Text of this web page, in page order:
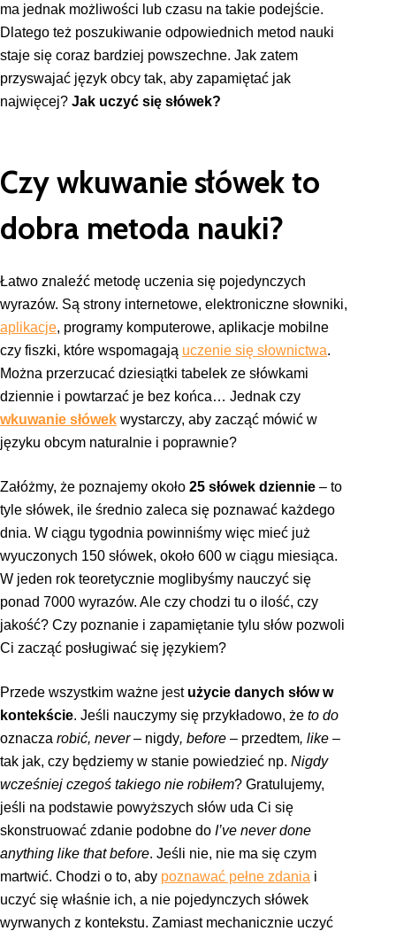
ma jednak możliwości lub czasu na takie podejście.
Dlatego też poszukiwanie odpowiednich metod nauki
staje się coraz bardziej powszechne. Jak zatem
przyswajać język obcy tak, aby zapamiętać jak
najwięcej? Jak uczyć się słówek?
Czy wkuwanie słówek to
dobra metoda nauki?
Łatwo znaleźć metodę uczenia się pojedynczych
wyrazów. Są strony internetowe, elektroniczne słowniki,
aplikacje, programy komputerowe, aplikacje mobilne
czy fiszki, które wspomagają uczenie się słownictwa.
Można przerzucać dziesiątki tabelek ze słówkami
dziennie i powtarzać je bez końca… Jednak czy
wkuwanie słówek wystarczy, aby zacząć mówić w
języku obcym naturalnie i poprawnie?
Załóżmy, że poznajemy około 25 słówek dziennie – to
tyle słówek, ile średnio zaleca się poznawać każdego
dnia. W ciągu tygodnia powinniśmy więc mieć już
wyuczonych 150 słówek, około 600 w ciągu miesiąca.
W jeden rok teoretycznie moglibyśmy nauczyć się
ponad 7000 wyrazów. Ale czy chodzi tu o ilość, czy
jakość? Czy poznanie i zapamiętanie tylu słów pozwoli
Ci zacząć posługiwać się językiem?
Przede wszystkim ważne jest użycie danych słów w
kontekście. Jeśli nauczymy się przykładowo, że to do
oznacza robić, never– nigdy, before – przedtem, like –
tak jak, czy będziemy w stanie powiedzieć np. Nigdy
wcześniej czegoś takiego nie robiłem? Gratulujemy,
jeśli na podstawie powyższych słów uda Ci się
skonstruować zdanie podobne do I’ve never done
anything like that before. Jeśli nie, nie ma się czym
martwić. Chodzi o to, aby poznawać pełne zdania i
uczyć się właśnie ich, a nie pojedynczych słówek
wyrwanych z kontekstu. Zamiast mechanicznie uczyć